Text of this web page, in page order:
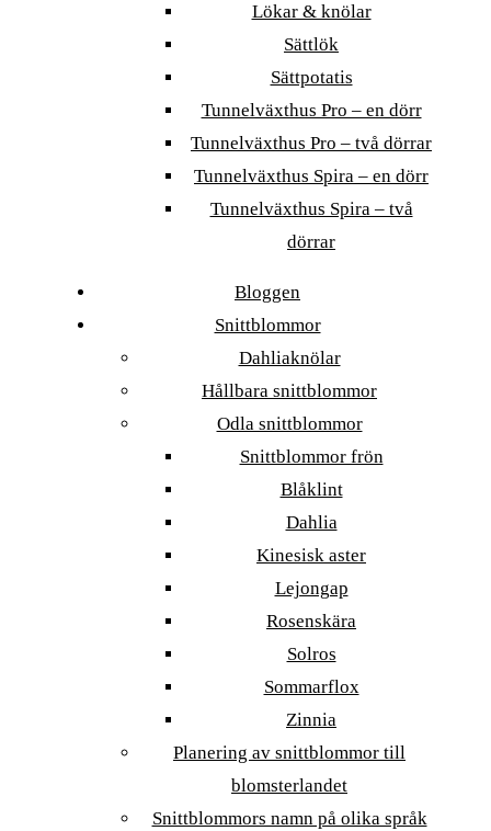
Lökar & knölar
Sättlök
Sättpotatis
Tunnelväxthus Pro – en dörr
Tunnelväxthus Pro – två dörrar
Tunnelväxthus Spira – en dörr
Tunnelväxthus Spira – två
dörrar
Bloggen
Snittblommor
Dahliaknölar
Hållbara snittblommor
Odla snittblommor
Snittblommor frön
Blåklint
Dahlia
Kinesisk aster
Lejongap
Rosenskära
Solros
Sommarflox
Zinnia
Planering av snittblommor till
blomsterlandet
Snittblommors namn på olika språk